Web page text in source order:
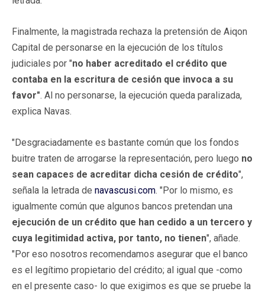
Finalmente, la magistrada rechaza la pretensión de Aiqon
Capital de personarse en la ejecución de los títulos
judiciales por "no haber acreditado el crédito que
contaba en la escritura de cesión que invoca a su
favor". Al no personarse, la ejecución queda paralizada,
explica Navas.
"Desgraciadamente es bastante común que los fondos
buitre traten de arrogarse la representación, pero luego no
sean capaces de acreditar dicha cesión de crédito",
señala la letrada de navascusi.com. "Por lo mismo, es
igualmente común que algunos bancos pretendan una
ejecución de un crédito que han cedido a un tercero y
cuya legitimidad activa, por tanto, no tienen", añade.
"Por eso nosotros recomendamos asegurar que el banco
es el legítimo propietario del crédito; al igual que -como
en el presente caso- lo que exigimos es que se pruebe la